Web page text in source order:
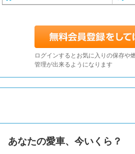
ログインするとお気に入りの保存や
管理が出来るようになります
あなたの愛車、今いくら？